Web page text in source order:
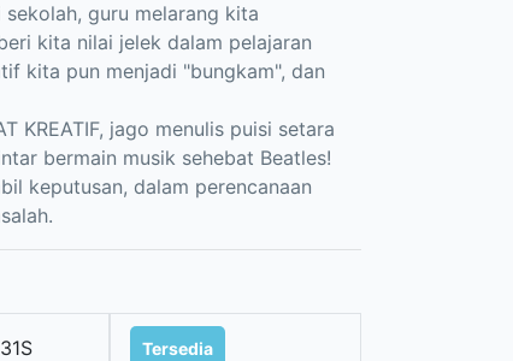
guru melarang kita
kita nilai jelek dalam pelajaran
kita pun menjadi "bungkam", dan
KREATIF, jago menulis puisi setara
bermain musik sehebat Beatles!
keputusan, dalam perencanaan
Tersedia